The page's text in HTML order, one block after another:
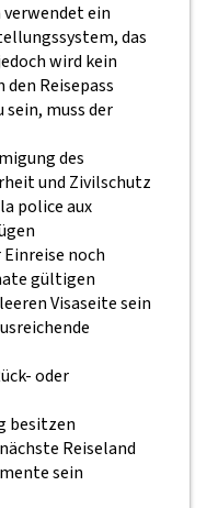
verwendet ein
das
wird kein
Reisepass
muss der
des
und Zivilschutz
police aux
noch
gültigen
Visaseite sein
oder
besitzen
Reiseland
sein